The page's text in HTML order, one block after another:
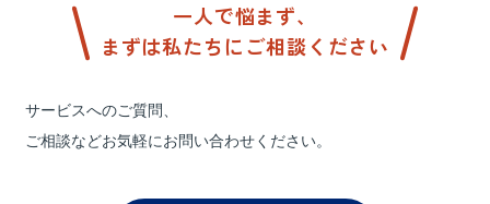
一人で悩まず、
まずは私たちにご相談ください
サービスへのご質問、
ご相談などお気軽にお問い合わせください。